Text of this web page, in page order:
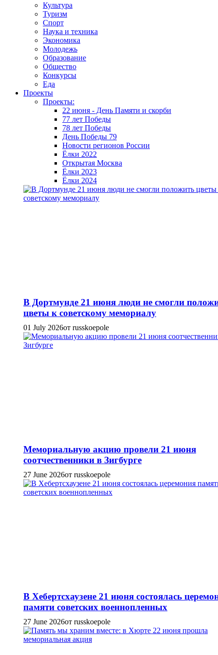
Культура
Туризм
Спорт
Наука и техника
Экономика
Молодежь
Образование
Общество
Конкурсы
Еда
Проекты
Проекты:
22 июня - День Памяти и скорби
77 лет Победы
78 лет Победы
День Победы 79
Новости регионов России
Ёлки 2022
Открытая Москва
Ёлки 2023
Ёлки 2024
В Дортмунде 21 июня люди не смогли
цветы к советскому мемориалу
01 July 2026от russkoepole
Мемориальную акцию провели 21 июня
соотчественники в Зигбурге
27 June 2026от russkoepole
В Хебертсхаузене 21 июня состоялась
памяти советских военнопленных
27 June 2026от russkoepole